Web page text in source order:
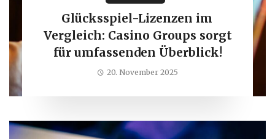
Glücksspiel-Lizenzen im
Vergleich: Casino Groups sorgt
für umfassenden Überblick!
20. November 2025